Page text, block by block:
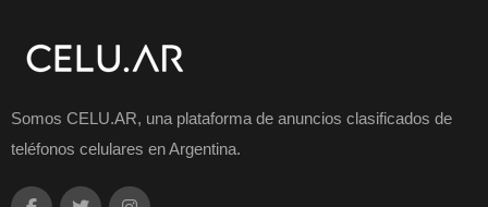
Somos CELU.AR, una plataforma de anuncios clasificados de
teléfonos celulares en Argentina.